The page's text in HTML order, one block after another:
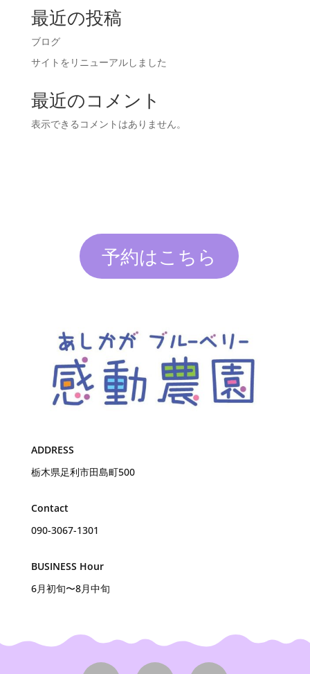
最近の投稿
ブログ
サイトをリニューアルしました
最近のコメント
表示できるコメントはありません。
予約はこちら
ADDRESS
栃木県足利市田島町500
Contact
090-3067-1301
BUSINESS Hour
6月初旬〜8月中旬